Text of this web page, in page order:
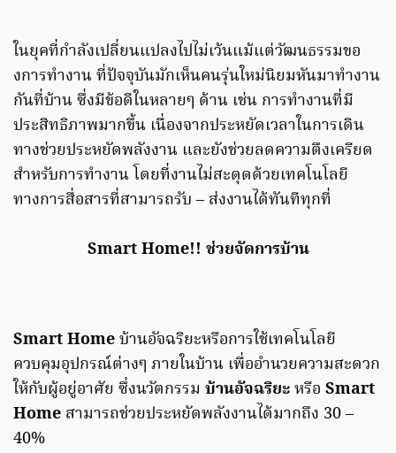
ในยุคที่กําลังเปลี่ยนแปลงไปไม่เว้นแม้แต่วัฒนธรรมขอ
งการทํางาน ที่ปัจจุบันมักเห็นคนรุ่นใหม่นิยมหันมาทํางาน
กันที่บ้าน ซึ่งมีข้อดีในหลายๆ ด้าน เช่น การทํางานที่มี
ประสิทธิภาพมากขึ้น เนื่องจากประหยัดเวลาในการเดิน
ทางช่วยประหยัดพลังงาน และยังช่วยลดความตึงเครียด
สําหรับการทํางาน โดยที่งานไม่สะดุดด้วยเทคโนโลยี
ทางการสื่อสารที่สามารถรับ – ส่งงานได้ทันทีทุกที่
Smart Home!! ช่วยจัดการบ้าน
Smart Homeบ้านอัจฉริยะหรือการใช้เทคโนโลยี
ควบคุมอุปกรณ์ต่างๆ ภายในบ้าน เพื่ออํานวยความสะดวก
ให้กับผู้อยู่อาศัย ซึ่งนวัตกรรม บ้านอัจฉริยะหรือ Smart
Home สามารถช่วยประหยัดพลังงานได้มากถึง 30 –
40%